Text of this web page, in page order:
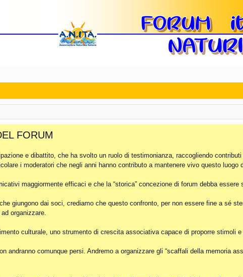
FORUM
e dibattito, che ha svolto un ruolo di testimonianza, raccogliendo
i moderatori che negli anni hanno contributo a mantenere vivo questo luogo
maggiormente efficaci e che la “storica” concezione di forum debba essere
giungono dai soci, crediamo che questo confronto, per non essere fine a sé
organizzare.
culturale, uno strumento di crescita associativa capace di proporre stimoli
andranno comunque persi. Andremo a organizzare gli “scaffali della memoria